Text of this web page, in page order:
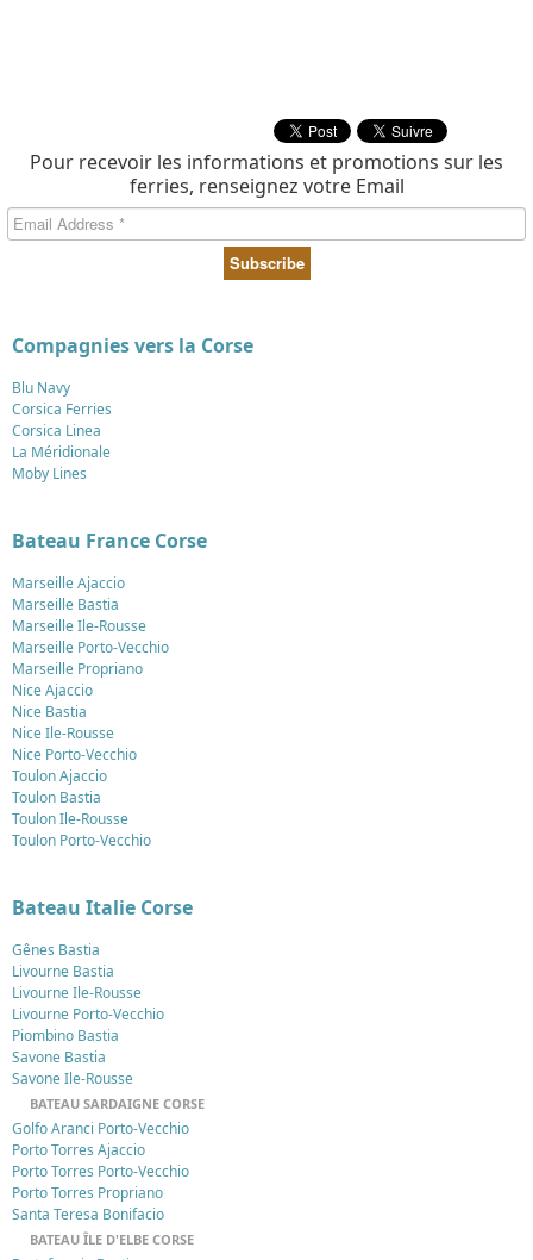
Pour recevoir les informations et promotions sur les
ferries, renseignez votre Email
Compagnies vers la Corse
Blu Navy
Corsica Ferries
Corsica Linea
La Méridionale
Moby Lines
Bateau France Corse
Marseille Ajaccio
Marseille Bastia
Marseille Ile-Rousse
Marseille Porto-Vecchio
Marseille Propriano
Nice Ajaccio
Nice Bastia
Nice Ile-Rousse
Nice Porto-Vecchio
Toulon Ajaccio
Toulon Bastia
Toulon Ile-Rousse
Toulon Porto-Vecchio
Bateau Italie Corse
Gênes Bastia
Livourne Bastia
Livourne Ile-Rousse
Livourne Porto-Vecchio
Piombino Bastia
Savone Bastia
Savone Ile-Rousse
BATEAU SARDAIGNE CORSE
Golfo Aranci Porto-Vecchio
Porto Torres Ajaccio
Porto Torres Porto-Vecchio
Porto Torres Propriano
Santa Teresa Bonifacio
BATEAU ÎLE D'ELBE CORSE